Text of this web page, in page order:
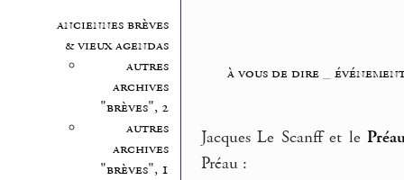
anciennes brèves
& vieux agendas
autres
archives
"brèves", 2
autres
archives
"brèves", 1
à vous de dire_
Jacques Le Scanff et le
Préau :